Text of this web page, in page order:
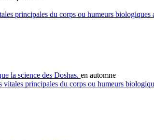
principales du corps ou humeurs biologiques
la science des Doshas. en automne
vitales principales du corps ou humeurs